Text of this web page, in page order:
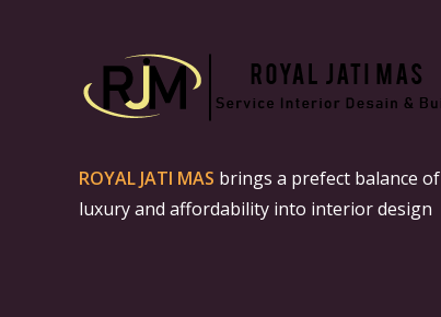
ROYAL JATI MAS brings a prefect balance of
luxury and affordability into interior design